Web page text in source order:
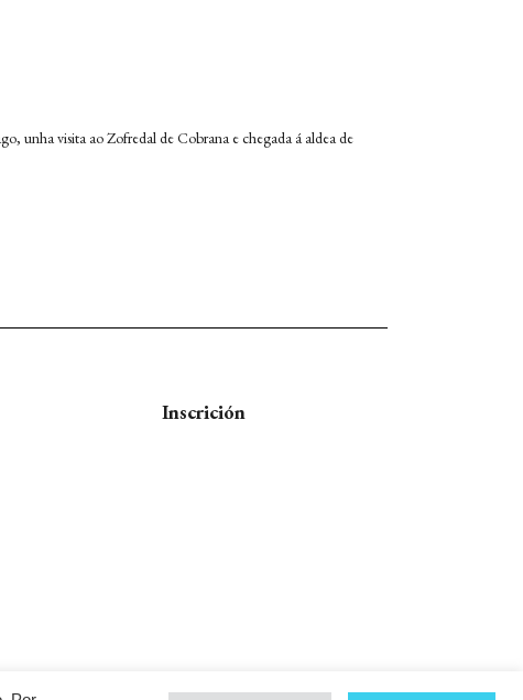
unha visita ao Zofredal de Cobrana e chegada á aldea de
Inscrición